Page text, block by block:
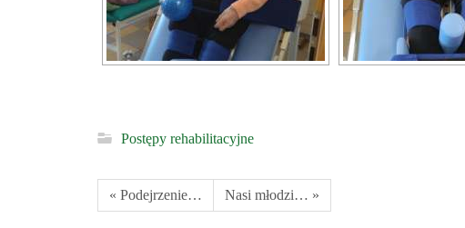
Postępy rehabilitacyjne
« Podejrzenie… Nasi młodzi… »